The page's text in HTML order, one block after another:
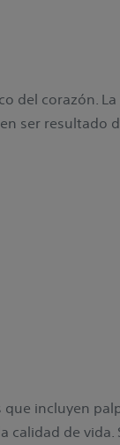
del corazón.
ser resultado
incluyen
de